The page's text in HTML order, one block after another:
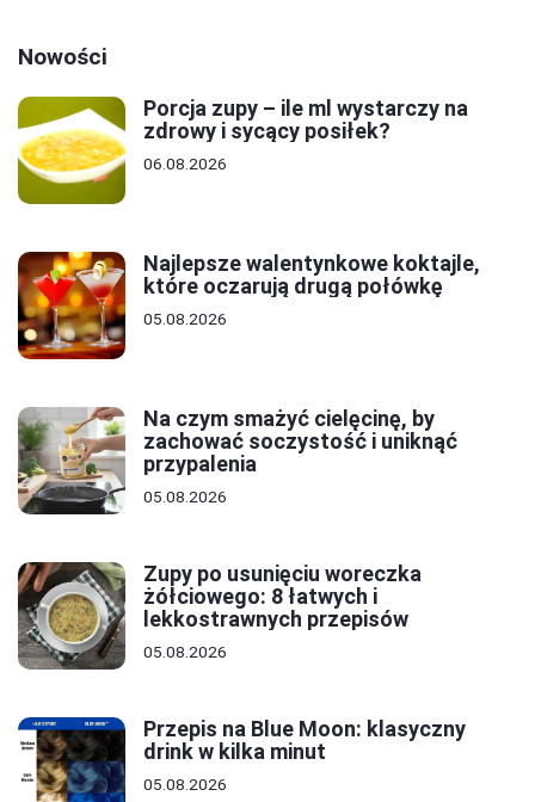
Nowości
Porcja zupy – ile ml wystarczy na
zdrowy i sycący posiłek?
06.08.2026
Najlepsze walentynkowe koktajle,
które oczarują drugą połówkę
05.08.2026
Na czym smażyć cielęcinę, by
zachować soczystość i uniknąć
przypalenia
05.08.2026
Zupy po usunięciu woreczka
żółciowego: 8 łatwych i
lekkostrawnych przepisów
05.08.2026
Przepis na Blue Moon: klasyczny
drink w kilka minut
05.08.2026